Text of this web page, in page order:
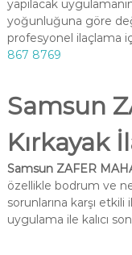
yapılacak
yoğunluğuna göre
profesyonel ilaçlama
867 8769
Samsun
Kırkayak
Samsun ZAFER
özellikle bodrum ve
sorunlarına karşı
uygulama ile kalıcı